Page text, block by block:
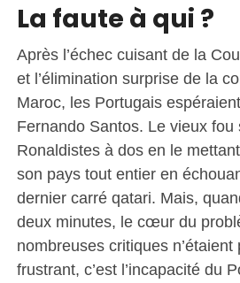
La faute à qui ?
Après l’échec cuisant de la
et l’élimination surprise de la
Maroc, les Portugais
Fernando Santos. Le vieux fou
Ronaldistes à dos en le
son pays tout entier en
dernier carré qatari. Mais,
deux minutes, le cœur du
nombreuses critiques
frustrant, c’est l’incapacité du